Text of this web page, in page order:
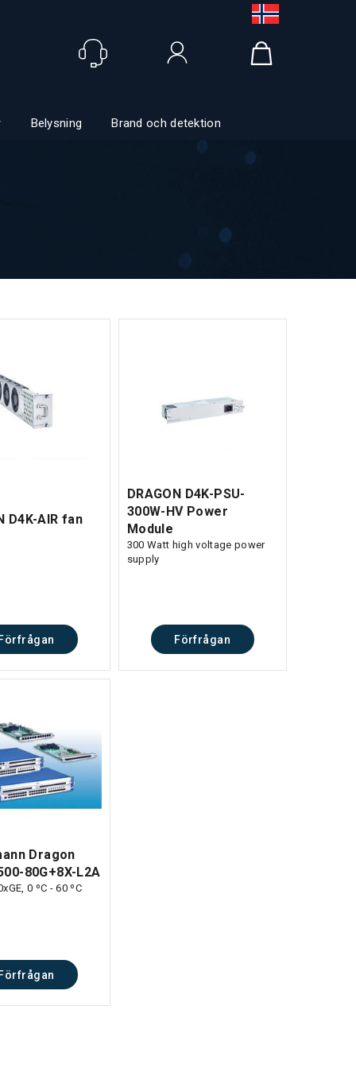
Belysning Brand och detektion
D4K-AIR fan
DRAGON D4K-PSU-
300W-HV Power
Module
300 Watt high voltage power
supply
Förfrågan
Dragon
80G+8X-L2A
0 ºC - 60 ºC